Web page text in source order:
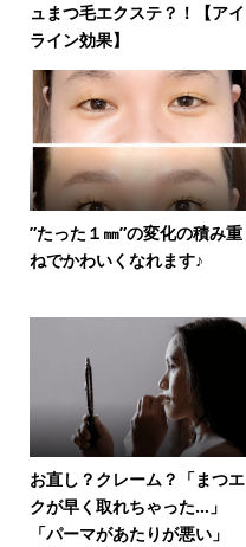
ュまつ毛エクステ？！【アイ
ライン効果】
”たった１㎜”の変化の積み重
ねでかわいくなれます♪
お直し？クレーム？「まつエ
クが早く取れちゃった…」
「パーマがあたりが悪い」